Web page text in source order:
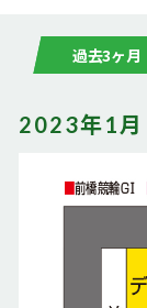
過去3ヶ月
2023年1月